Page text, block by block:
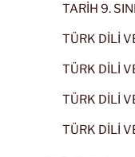
TARİH 9.
TÜRK DİLİ
TÜRK DİLİ
TÜRK DİLİ
TÜRK DİLİ